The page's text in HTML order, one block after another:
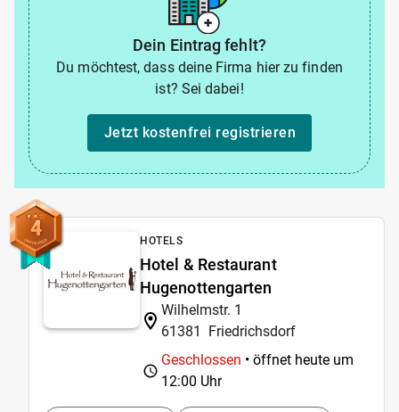
Dein Eintrag fehlt?
Du möchtest, dass deine Firma hier zu finden
ist? Sei dabei!
Jetzt kostenfrei registrieren
4 HOTELS
Hotel & Restaurant
Hugenottengarten
Wilhelmstr. 1
61381
Friedrichsdorf
Geschlossen • öffnet heute um
12:00 Uhr